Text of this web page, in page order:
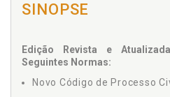
SINOPSE
Edição Revista e
Seguintes Normas:
Novo Código de Processo